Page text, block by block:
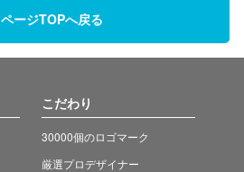
ページTOPへ戻る
こだわり
30000個のロゴマーク
厳選プロデザイナー